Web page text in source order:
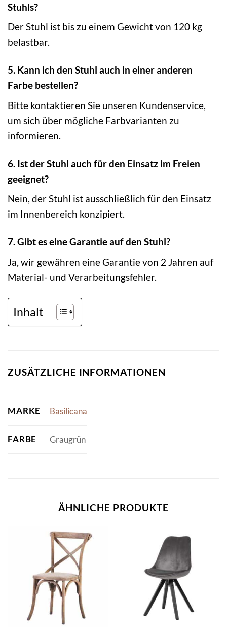
Stuhls?
Der Stuhl ist bis zu einem Gewicht von 120 kg
belastbar.
5. Kann ich den Stuhl auch in einer anderen
Farbe bestellen?
Bitte kontaktieren Sie unseren Kundenservice,
um sich über mögliche Farbvarianten zu
informieren.
6. Ist der Stuhl auch für den Einsatz im Freien
geeignet?
Nein, der Stuhl ist ausschließlich für den Einsatz
im Innenbereich konzipiert.
7. Gibt es eine Garantie auf den Stuhl?
Ja, wir gewähren eine Garantie von 2 Jahren auf
Material- und Verarbeitungsfehler.
Inhalt
ZUSÄTZLICHE INFORMATIONEN
MARKE Basilicana
FARBE Graugrün
ÄHNLICHE PRODUKTE